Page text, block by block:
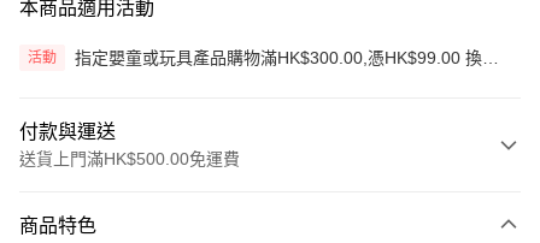
本商品適用活動
活動
指定嬰童或玩具產品購物滿HK$300.00,憑HK$99.00 換購
付款與運送
送貨上門滿HK$500.00免運費
商品特色